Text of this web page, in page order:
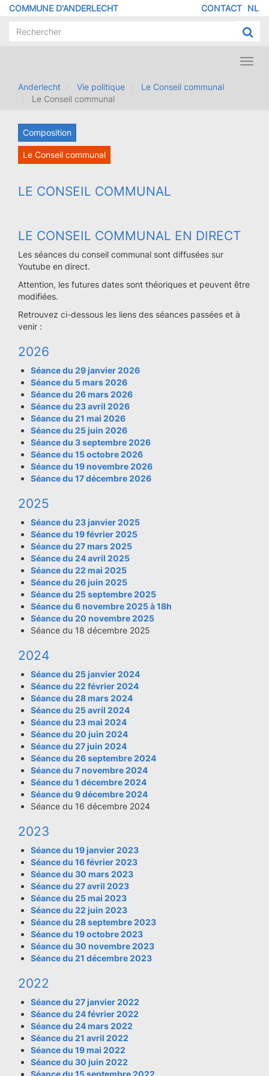
Aller
contenu
COMMUNE D'ANDERLECHT NL
DE
CONTACT
Anderlecht
Vie politique
Le Conseil communal
Le Conseil communal
Composition
Le Conseil communal
LE CONSEIL COMMUNAL
LE CONSEIL COMMUNAL EN DIRECT
Les séances du conseil communal sont diffusées sur
Youtube en direct.
Attention, les futures dates sont théoriques et peuvent être
modifiées.
Retrouvez ci-dessous les liens des séances passées et à
venir :
2026
Séance du 29 janvier 2026
Séance du 5 mars 2026
Séance du 26 mars 2026
Séance du 23 avril 2026
Séance du 21 mai 2026
Séance du 25 juin 2026
Séance du 3 septembre 2026
Séance du 15 octobre 2026
Séance du 19 novembre 2026
Séance du 17 décembre 2026
2025
Séance du 23 janvier 2025
Séance du 19 février 2025
Séance du 27 mars 2025
Séance du 24 avril 2025
Séance du 22 mai 2025
Séance du 26 juin 2025
Séance du 25 septembre 2025
Séance du 6 novembre 2025 à 18h
Séance du 20 novembre 2025
Séance du 18 décembre 2025
2024
Séance du 25 janvier 2024
Séance du 22 février 2024
Séance du 28 mars 2024
Séance du 25 avril 2024
Séance du 23 mai 2024
Séance du 20 juin 2024
Séance du 27 juin 2024
Séance du 26 septembre 2024
Séance du 7 novembre 2024
Séance du 1 décembre 2024
Séance du 9 décembre 2024
Séance du 16 décembre 2024
2023
Séance du 19 janvier 2023
Séance du 16 février 2023
Séance du 30 mars 2023
Séance du 27 avril 2023
Séance du 25 mai 2023
Séance du 22 juin 2023
Séance du 28 septembre 2023
Séance du 19 octobre 2023
Séance du 30 novembre 2023
Séance du 21 décembre 2023
2022
Séance du 27 janvier 2022
Séance du 24 février 2022
Séance du 24 mars 2022
Séance du 21 avril 2022
Séance du 19 mai 2022
Séance du 30 juin 2022
Séance du 15 septembre 2022